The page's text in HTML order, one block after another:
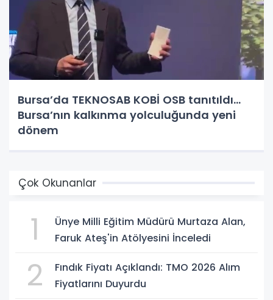
Bursa’da TEKNOSAB KOBİ OSB tanıtıldı...
Bursa’nın kalkınma yolculuğunda yeni
dönem
Çok Okunanlar
1
Ünye Milli Eğitim Müdürü Murtaza Alan,
Faruk Ateş'in Atölyesini İnceledi
2
Fındık Fiyatı Açıklandı: TMO 2026 Alım
Fiyatlarını Duyurdu